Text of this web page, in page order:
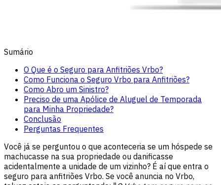
Sumário
O Que é o Seguro para Anfitriões Vrbo?
Como Funciona o Seguro Vrbo para Anfitriões?
Como Abro um Sinistro?
Preciso de uma Apólice de Aluguel de Temporada
para Minha Propriedade?
Conclusão
Perguntas Frequentes
Você já se perguntou o que aconteceria se um hóspede se
machucasse na sua propriedade ou danificasse
acidentalmente a unidade de um vizinho? É aí que entra o
seguro para anfitriões Vrbo. Se você anuncia no Vrbo,